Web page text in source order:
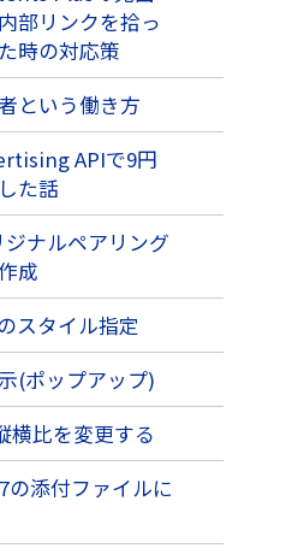
部リンクを拾っ
時の対応策
という働き方
APIで9円
た話
ナルペアリング
成
スタイル指定
(ポップアップ)
横比を変更する
添付ファイルに